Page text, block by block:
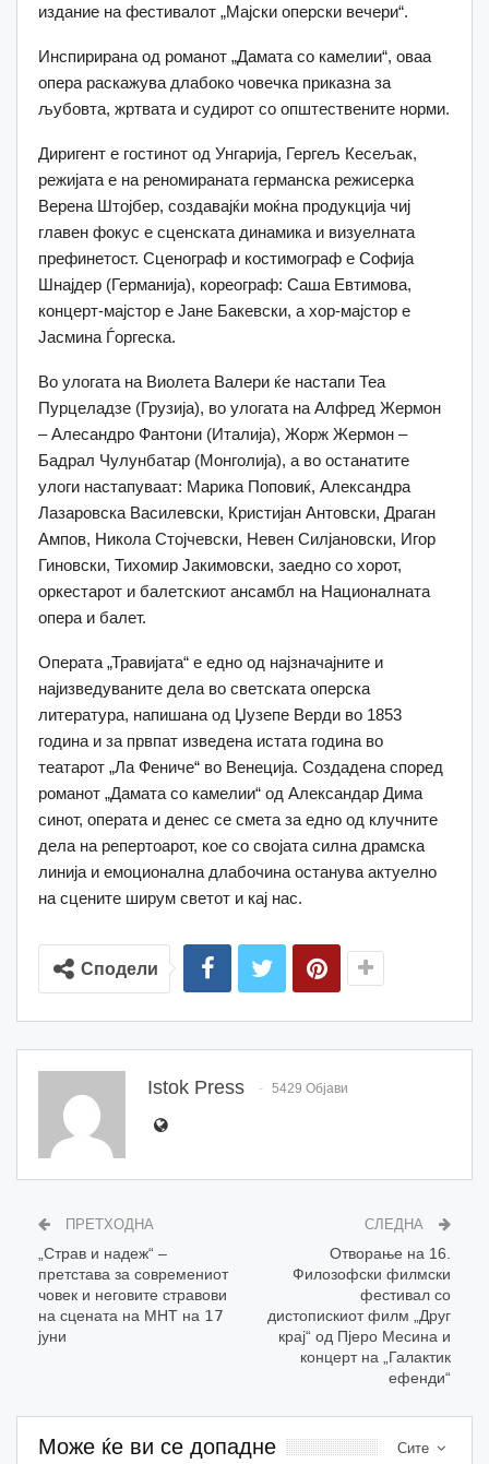
издание на фестивалот „Мајски оперски вечери“.
Инспирирана од романот „Дамата со камелии“, оваа
опера раскажува длабоко човечка приказна за
љубовта, жртвата и судирот со општествените норми.
Диригент е гостинот од Унгарија, Гергељ Кесељак,
режијата е на реномираната германска режисерка
Верена Штојбер, создавајќи моќна продукција чиј
главен фокус е сценската динамика и визуелната
префинетост. Сценограф и костимограф е Софија
Шнајдер (Германија), кореограф: Саша Евтимова,
концерт-мајстор е Јане Бакевски, а хор-мајстор е
Јасмина Ѓоргеска.
Во улогата на Виолета Валери ќе настапи Теа
Пурцеладзе (Грузија), во улогата на Алфред Жермон
– Алесандро Фантони (Италија), Жорж Жермон –
Бадрал Чулунбатар (Монголија), а во останатите
улоги настапуваат: Марика Поповиќ, Александра
Лазарoвска Василевски, Кристијан Антовски, Драган
Ампов, Никола Стојчевски, Невен Силјановски, Игор
Гиновски, Тихомир Јакимовски, заедно со хорот,
оркестарот и балетскиот ансамбл на Националната
опера и балет.
Операта „Травијата“ е едно од најзначајните и
најизведуваните дела во светската оперска
литература, напишана од Џузепе Верди во 1853
година и за првпат изведена истата година во
театарот „Ла Фениче“ во Венеција. Создадена според
романот „Дамата со камелии“ од Александар Дима
синот, операта и денес се смета за едно од клучните
дела на репертоарот, кое со својата силна драмска
линија и емоционална длабочина останува актуелно
на сцените ширум светот и кај нас.
Сподели
Istok Press 5429 Објави
ПРЕТХОДНА
„Страв и надеж“ –
претстава за современиот
човек и неговите стравови
на сцената на МНТ на 𝟣𝟩
јуни
СЛЕДНА
Отворање на 16.
Филозофски филмски
фестивал со
дистопискиот филм „Друг
крај“ од Пјеро Месина и
концерт на „Галактик
ефенди“
Сите
Може ќе ви се допадне